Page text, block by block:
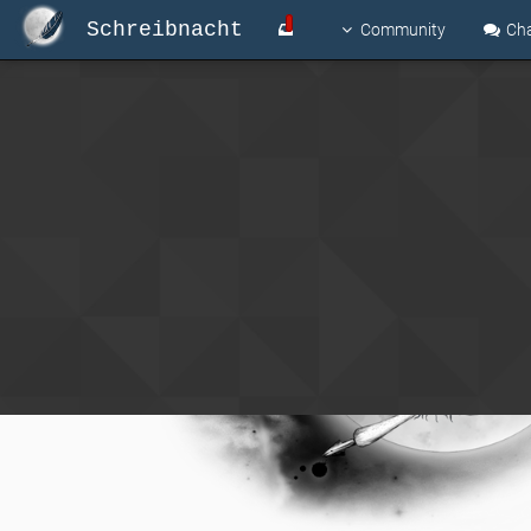
Schreibnacht Community